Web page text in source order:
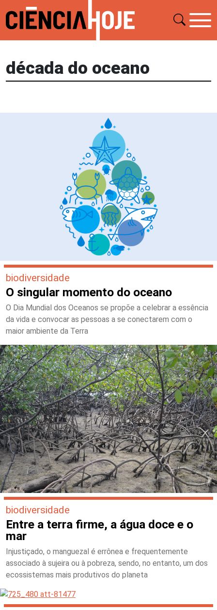
década do oceano
biodiversidade
O singular momento do oceano
O Dia Mundial dos Oceanos se propõe a celebrar a essência
da vida e convocar as pessoas a se conectarem com o
maior ambiente da Terra
biodiversidade
Entre a terra firme, a água doce e o
mar
Injustiçado, o manguezal é errônea e frequentemente
associado à sujeira ou à pobreza, sendo, no entanto, um dos
ecossistemas mais produtivos do planeta